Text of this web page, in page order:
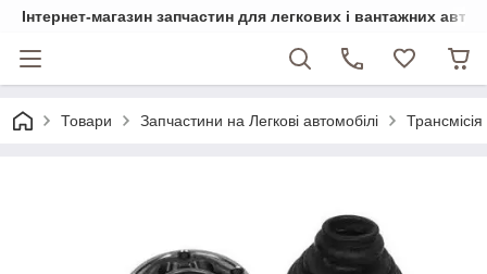
Інтернет-магазин запчастин для легкових і вантажних
Товари Запчастини на Легкові автомобілі Трансмісія